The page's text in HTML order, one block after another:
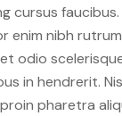
cursus
enim nibh
odio
in hendrerit.
pharetra